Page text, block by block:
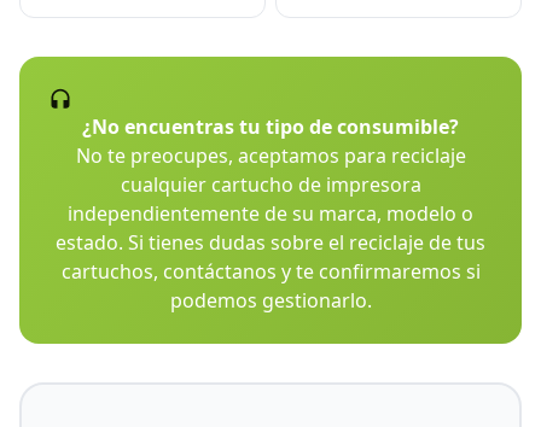
¿No encuentras tu tipo de consumible?
No te preocupes, aceptamos para reciclaje
cualquier cartucho de impresora
independientemente de su marca, modelo o
estado. Si tienes dudas sobre el reciclaje de tus
cartuchos, contáctanos y te confirmaremos si
podemos gestionarlo.